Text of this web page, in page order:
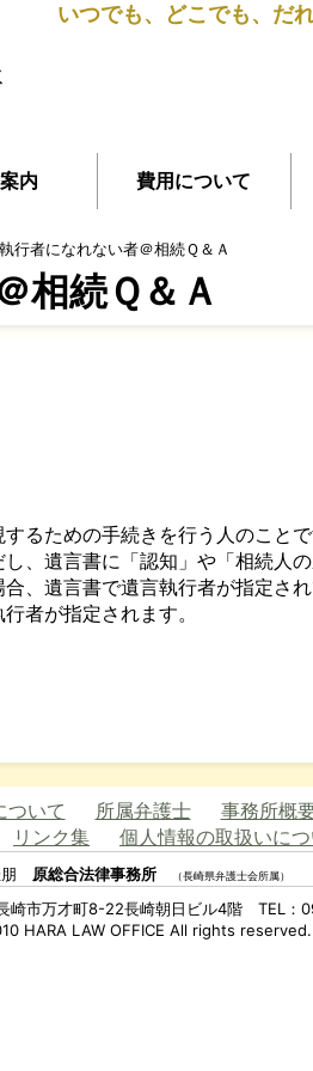
いつでも、どこでも、だ
内 費用について
行者になれない者＠相続Ｑ＆Ａ
相続Ｑ＆Ａ
るための手続きを行う人のこと
、遺言書に「認知」や「相続人
、遺言書で遺言執行者が指定さ
者が指定されます。
ついて 所属弁護士 事務所概
リンク集 個人情報の取扱いに
朋 原総合法律事務所 （長崎県弁護士会所属）
崎市万才町8-22長崎朝日ビル4階 TEL
HARA LAW OFFICE All rights reserved.